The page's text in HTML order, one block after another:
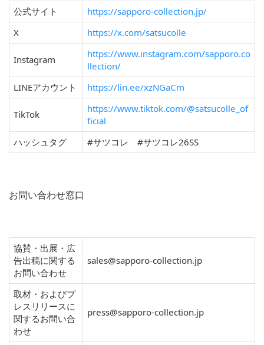
公式サイト
https://sapporo-collection.jp/
X
https://x.com/satsucolle
Instagram
https://www.instagram.com/sapporo.co
llection/
LINEアカウント
https://lin.ee/xzNGaCm
TikTok
https://www.tiktok.com/@satsucolle_of
ficial
ハッシュタグ
#サツコレ #サツコレ26SS
お問い合わせ窓口
協賛・出展・広
告出稿に関する
お問い合わせ
sales@sapporo-collection.jp
取材・およびプ
レスリリースに
関するお問い合
わせ
press@sapporo-collection.jp